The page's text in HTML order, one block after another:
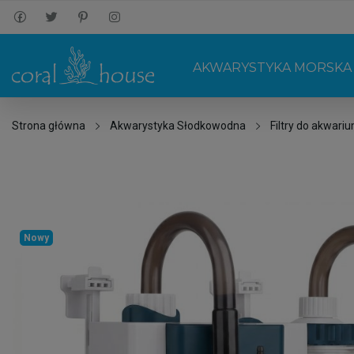
AKWARYSTYKA MORSKA
Strona główna Akwarystyka Słodkowodna Filtry do
Nowy